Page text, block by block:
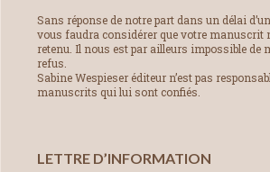
Sans réponse de notre part dans un délai
vous faudra considérer que votre manuscrit
retenu. Il nous est par ailleurs impossible de
refus.
Sabine Wespieser éditeur n’est pas
manuscrits qui lui sont confiés.
LETTRE D’INFORMATION